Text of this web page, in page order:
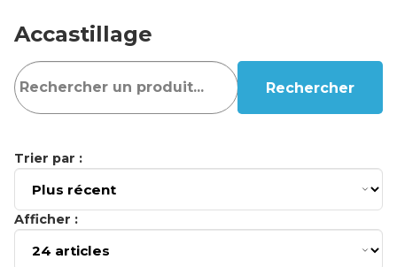
Accastillage
Rechercher
Trier par :
Afficher :